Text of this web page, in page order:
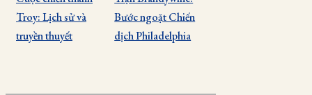
Troy: Lịch sử và
truyền thuyết
Bước ngoặt Chiến
dịch Philadelphia